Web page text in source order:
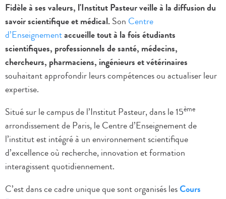
Fidèle à ses valeurs, l'Institut Pasteur veille à la diffusion du
savoir scientifique et médical.Son Centre
d’Enseignementaccueille tout à la fois étudiants
scientifiques, professionnels de santé, médecins,
chercheurs, pharmaciens, ingénieurs et vétérinaires
souhaitant approfondir leurs compétences ou actualiser leur
expertise.
Situé sur le campus de l’Institut Pasteur, dans le 15ème
arrondissement de Paris, le Centre d’Enseignement de
l’institut est intégré à un environnement scientifique
d’excellence où recherche, innovation et formation
interagissent quotidiennement.
C’est dans ce cadre unique que sont organisés lesCours